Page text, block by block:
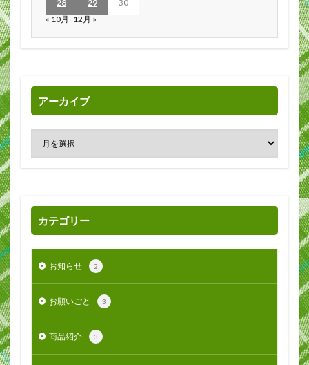
28 29
30
« 10月 12月 »
アーカイブ
カテゴリー
お知らせ 2
お願いごと 3
商品紹介 3